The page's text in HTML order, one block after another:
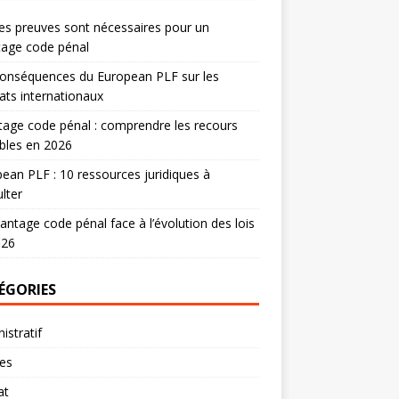
preuves sont nécessaires pour un
code pénal
du European PLF sur les
internationaux
code pénal : comprendre les recours
en 2026
PLF : 10 ressources juridiques à
code pénal face à l’évolution des lois